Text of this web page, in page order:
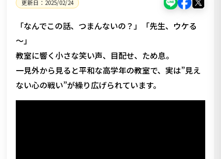
更新日： 2025/02/24
「なんでこの話、つまんないの？」「先生、ウケる
～」
教室に響く小さな笑い声、目配せ、ため息。
一見外から見ると平和な高学年の教室で、実は”見え
ない心の戦い”が繰り広げられています。